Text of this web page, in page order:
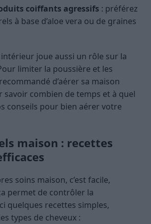
coiffants agressifs : préférez
à base d’aloe vera ou de graines
intérieur joue aussi un rôle sur la
limiter la poussière et les
d’aérer sa maison
savoir combien de temps et à quel
conseils pour bien aérer votre
maison : recettes
soins maison, c’est facile,
permet de contrôler la
quelques recettes simples,
types de cheveux :